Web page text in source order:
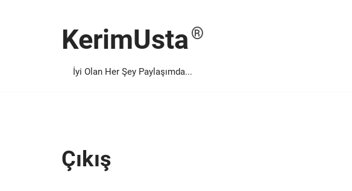
KerimUsta
İyi Olan Her Şey Paylaşımda...
Çıkış